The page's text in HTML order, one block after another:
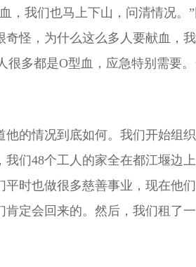
，我们也马上下山，问清情况。
怪，为什么这么多人要献血，
多都是O型血，应急特别需要
的情况到底如何。我们开始组
们48个工人的家全在都江堰边
时也做很多慈善事业，现在他
定会回来的。然后，我们租了